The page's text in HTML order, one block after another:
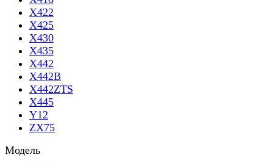
X422
X425
X430
X435
X442
X442B
X442ZTS
X445
Y12
ZX75
Модель